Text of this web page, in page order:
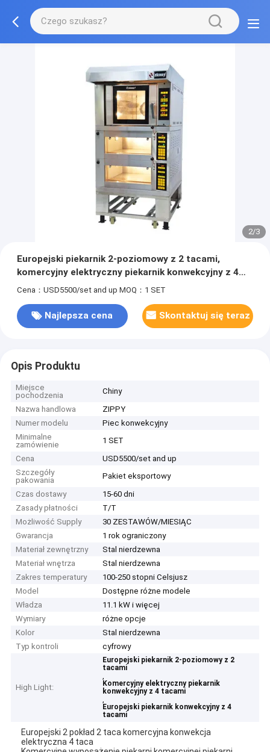
2/3
Europejski piekarnik 2-poziomowy z 2 tacami,
komercyjny elektryczny piekarnik konwekcyjny z 4
tacami
Cena：USD5500/set and up MOQ：1 SET
Najlepsza cena Skontaktuj się teraz
Opis Produktu
Miejsce
pochodzenia
Chiny
Nazwa handlowa
ZIPPY
Numer modelu
Piec konwekcyjny
Minimalne
zamówienie
1 SET
Cena
USD5500/set and up
Szczegóły
pakowania
Pakiet eksportowy
Czas dostawy
15-60 dni
Zasady płatności
T/T
Możliwość Supply
30 ZESTAWÓW/MIESIĄC
Gwarancja
1 rok ograniczony
Materiał zewnętrzny
Stal nierdzewna
Materiał wnętrza
Stal nierdzewna
Zakres temperatury
100-250 stopni Celsjusz
Model
Dostępne różne modele
Władza
11.1 kW i więcej
Wymiary
różne opcje
Kolor
Stal nierdzewna
Typ kontroli
cyfrowy
High Light:
Europejski piekarnik 2-poziomowy z 2
tacami
,
Komercyjny elektryczny piekarnik
konwekcyjny z 4 tacami
,
Europejski piekarnik konwekcyjny z 4
tacami
Europejski 2 pokład 2 taca komercyjna konwekcja
elektryczna 4 taca